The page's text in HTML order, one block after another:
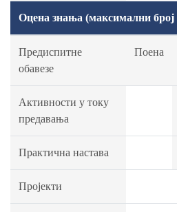
Оцена знања (максимални број
Предиспитне
обавезе
Поена
Активности у току
предавања
Практична настава
Пројекти